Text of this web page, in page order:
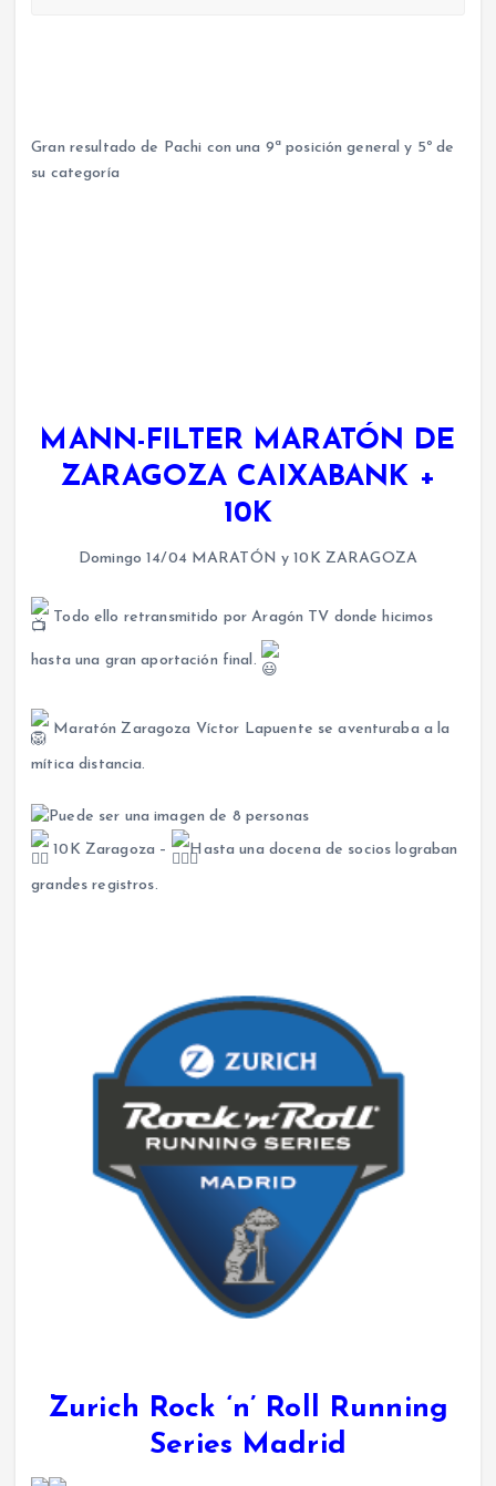
Gran resultado de Pachi con una 9ª posición general y 5º de
su categoría
MANN-FILTER MARATÓN DE
ZARAGOZA CAIXABANK +
10K
Domingo 14/04 MARATÓN y 10K ZARAGOZA
Todo ello retransmitido por Aragón TV donde hicimos
hasta una gran aportación final.
Maratón Zaragoza Víctor Lapuente se aventuraba a la
mítica distancia.
10K Zaragoza – Hasta una docena de socios lograban
grandes registros.
Zurich Rock ‘n’ Roll Running
Series Madrid